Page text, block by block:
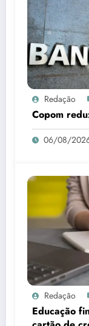
Redação
Copom
06/08/
Redação
Educação